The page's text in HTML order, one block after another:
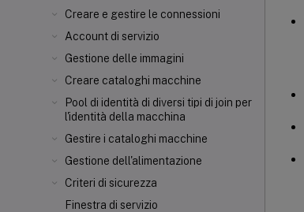
Creare e gestire le connessioni
Account di servizio
Gestione delle immagini
Creare cataloghi macchine
Pool di identità di diversi tipi di join per
l'identità della macchina
Gestire i cataloghi macchine
Gestione dell'alimentazione
Criteri di sicurezza
Finestra di servizio